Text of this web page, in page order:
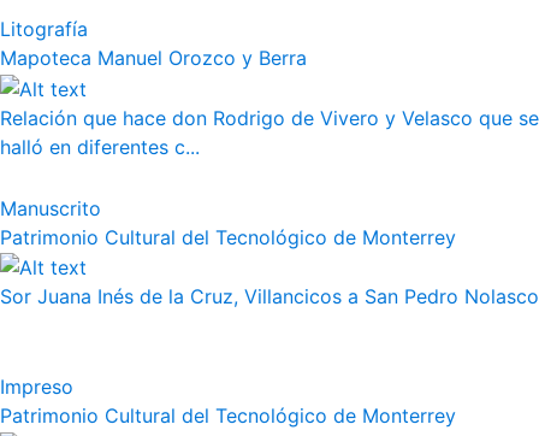
Litografía
Mapoteca Manuel Orozco y Berra
Relación que hace don Rodrigo de Vivero y Velasco que se
halló en diferentes c...
Manuscrito
Patrimonio Cultural del Tecnológico de Monterrey
Sor Juana Inés de la Cruz, Villancicos a San Pedro Nolasco
Impreso
Patrimonio Cultural del Tecnológico de Monterrey